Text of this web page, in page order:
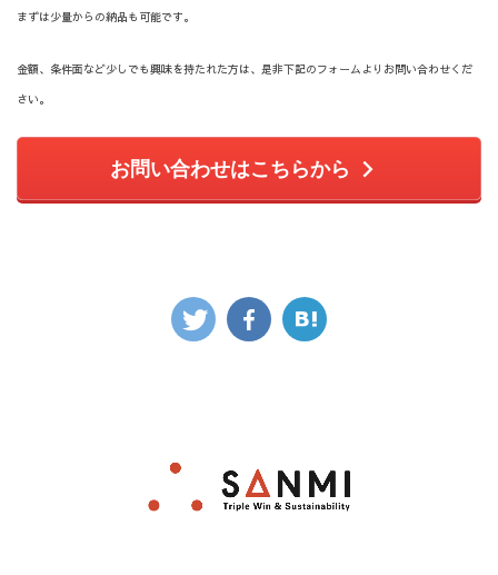
まずは少量からの納品も可能です。
金額、条件面など少しでも興味を持たれた方は、是非下記のフォームよりお問い合わせくだ
さい。
お問い合わせはこちらから